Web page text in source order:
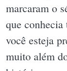
marcaram o
que
você esteja
muito além